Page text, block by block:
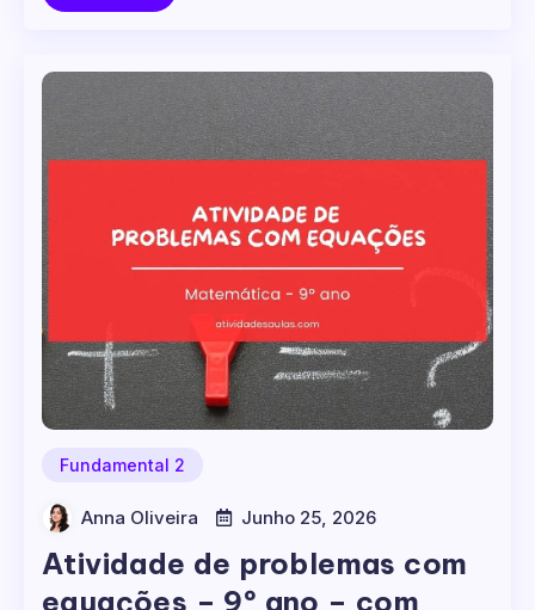
Fundamental 2
Anna Oliveira Junho 25, 2026
Atividade de problemas com
equações – 9º ano – com